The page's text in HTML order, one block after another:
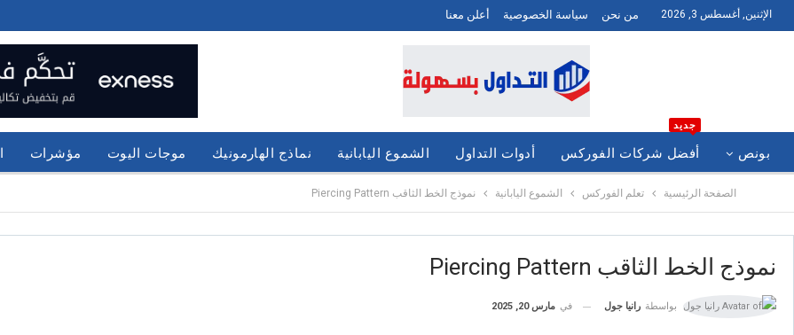
الإثنين, أغسطس 3, 2026 من نحن سياسة الخصوصية أعلن معنا
بونص أفضل شركات الفوركس
جديد
أدوات التداول الشموع اليابانية نماذج الهارمونيك موجات اليوت مؤشرات
الصفحة الرئيسية تعلم الفوركس الشموع اليابانية نموذج الخط الثاقب Piercing Pattern
نموذج الخط الثاقب Piercing Pattern
بواسطة رانيا جول في مارس 20, 2025